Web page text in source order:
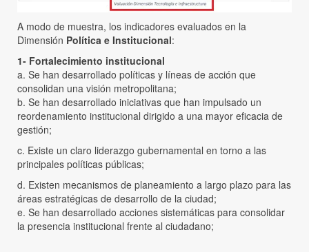
A modo de muestra, los indicadores evaluados en la
Dimensión Política e Institucional:
1- Fortalecimiento institucional
a. Se han desarrollado políticas y líneas de acción que
consolidan una visión metropolitana;
b. Se han desarrollado iniciativas que han impulsado un
reordenamiento institucional dirigido a una mayor eficacia de
gestión;
c. Existe un claro liderazgo gubernamental en torno a las
principales políticas públicas;
d. Existen mecanismos de planeamiento a largo plazo para las
áreas estratégicas de desarrollo de la ciudad;
e. Se han desarrollado acciones sistemáticas para consolidar
la presencia institucional frente al ciudadano;